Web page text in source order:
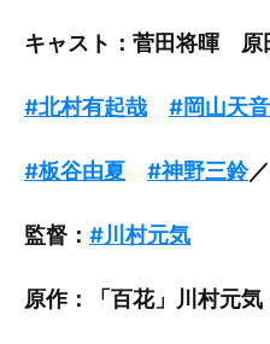
キャスト：菅田将暉
#北村有起哉 #岡山天音
#板谷由夏 #神野三鈴／
監督： #川村元気
原作：「百花」川村元気